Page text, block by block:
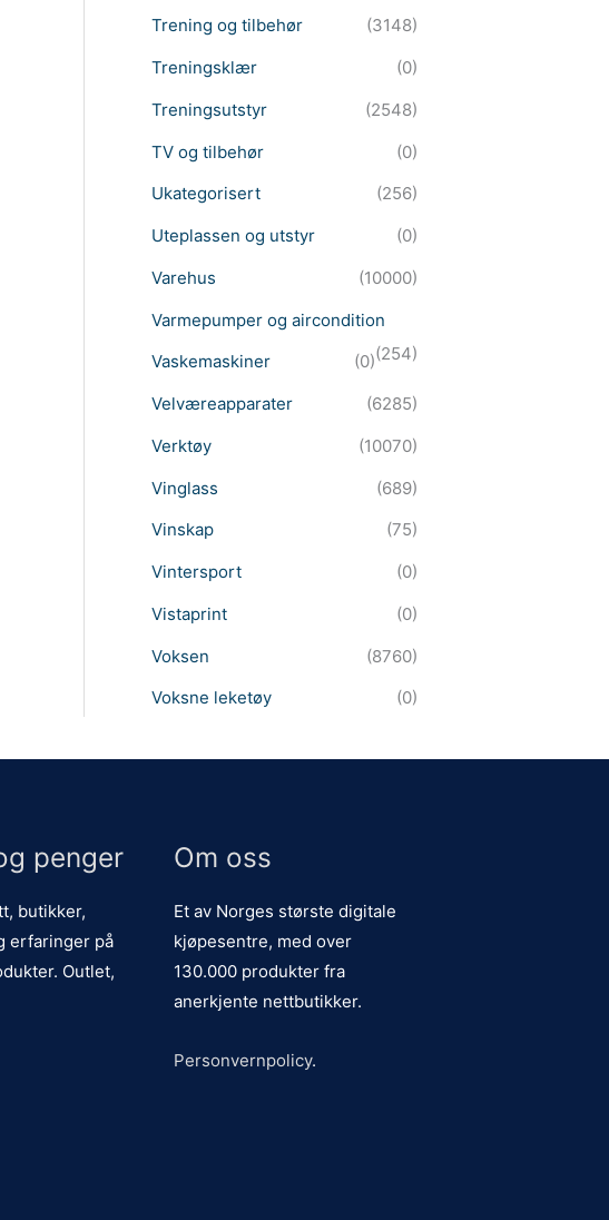
Trening og tilbehør
(3148)
Treningsklær
(0)
Treningsutstyr
(2548)
TV og tilbehør
(0)
Ukategorisert
(256)
Uteplassen og utstyr
(0)
Varehus
(10000)
Varmepumper og aircondition
(254)
Vaskemaskiner
(0)
Velværeapparater
(6285)
Verktøy
(10070)
Vinglass
(689)
Vinskap
(75)
Vintersport
(0)
Vistaprint
(0)
Voksen
(8760)
Voksne leketøy
(0)
penger
butikker,
erfaringer på
Outlet,
Om oss
Et av Norges største digitale
kjøpesentre, med over
130.000 produkter fra
anerkjente nettbutikker.
Personvernpolicy.